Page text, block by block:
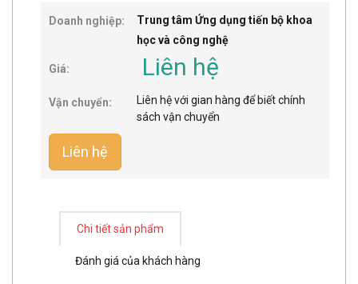
Doanh nghiệp:
Trung tâm Ứng dụng tiến bộ khoa
học và công nghệ
Giá: Liên hệ
Vận chuyển:
Liên hệ với gian hàng để biết chính
sách vận chuyển
Liên hệ
Chi tiết sản phẩm
Đánh giá của khách hàng